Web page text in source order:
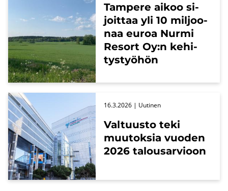
Tam­pe­re aikoo si­
joit­taa yli 10 mil­joo­
naa euroa Nurmi
Re­sort Oy:n ke­hi­
tys­työ­hön
Val­tuus­to teki
muu­tok­sia vuo­den
2026 ta­lous­ar­vioon
16.3.2026 | Uu­ti­nen